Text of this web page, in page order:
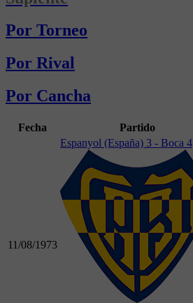
Por Torneo
Por Rival
Por Cancha
Fecha Partido
11/08/1973
Espanyol (España) 3 - Boca 4